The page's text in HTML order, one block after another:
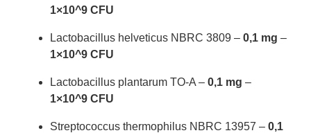
1×10^9 CFU
Lactobacillus helveticus NBRC 3809 – 0,1 mg –
1×10^9 CFU
Lactobacillus plantarum TO-A – 0,1 mg –
1×10^9 CFU
Streptococcus thermophilus NBRC 13957 – 0,1